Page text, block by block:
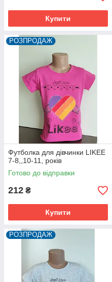
Купити
РОЗПРОДАЖ
Футболка для дівчинки LIKEE
7-8,,10-11, років
Готово до відправки
212 ₴
Купити
РОЗПРОДАЖ